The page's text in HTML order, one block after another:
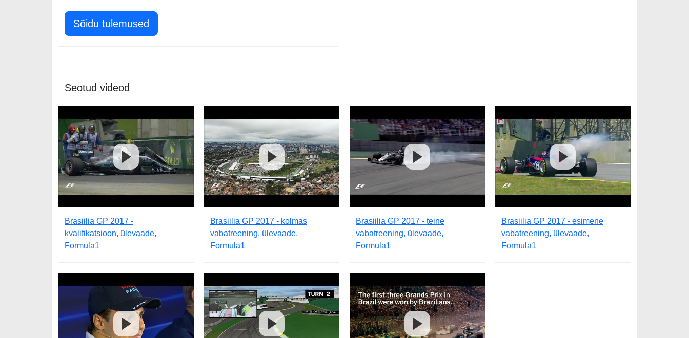
Sõidu tulemused
Seotud videod
Brasiilia GP 2017 -
kvalifikatsioon, ülevaade,
Formula1
Brasiilia GP 2017 - kolmas
vabatreening, ülevaade,
Formula1
Brasiilia GP 2017 - teine
vabatreening, ülevaade,
Formula1
Brasiilia GP 2017 - esimene
vabatreening, ülevaade,
Formula1